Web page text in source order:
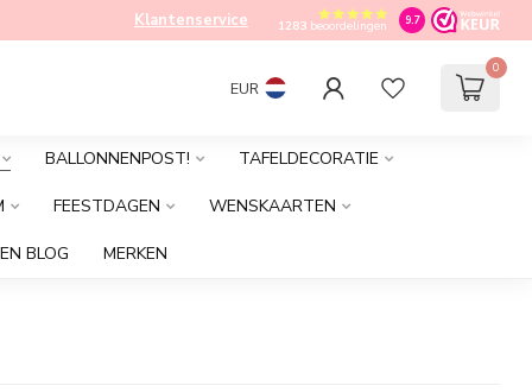
Klantenservice 1283beoordelingen 9.7
EUR
0
BALLONNENPOST! TAFELDECORATIE
FEESTDAGEN WENSKAARTEN
BLOG MERKEN